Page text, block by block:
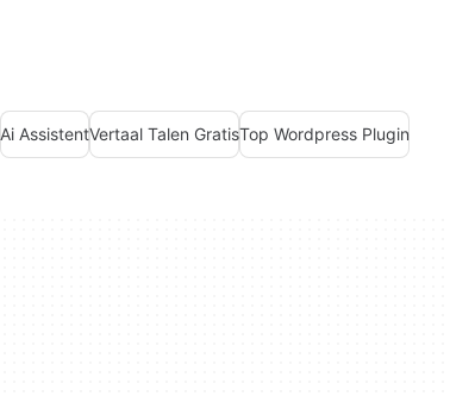
Ai AssistentVertaal Talen GratisTop Wordpress Plugin